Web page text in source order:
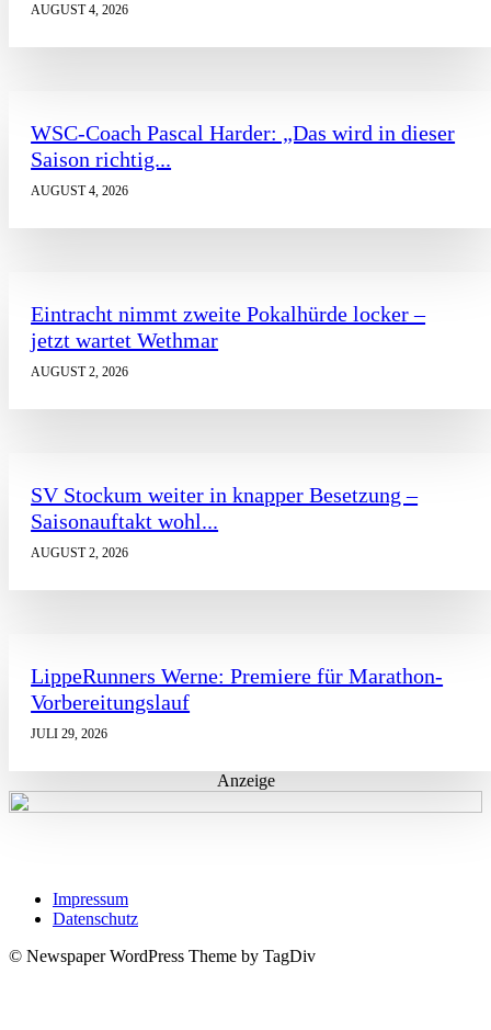
AUGUST 4, 2026
WSC-Coach Pascal Harder: „Das wird in dieser
Saison richtig...
AUGUST 4, 2026
Eintracht nimmt zweite Pokalhürde locker –
jetzt wartet Wethmar
AUGUST 2, 2026
SV Stockum weiter in knapper Besetzung –
Saisonauftakt wohl...
AUGUST 2, 2026
LippeRunners Werne: Premiere für Marathon-
Vorbereitungslauf
JULI 29, 2026
Anzeige
Impressum
Datenschutz
© Newspaper WordPress Theme by TagDiv